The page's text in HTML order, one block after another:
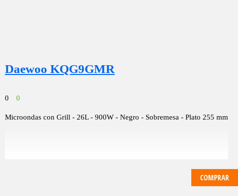
Daewoo KQG9GMR
0 0
Microondas con Grill - 26L - 900W - Negro - Sobremesa - Plato 255 mm
COMPRAR